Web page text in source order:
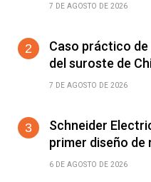
7 DE AGOSTO DE 2026
Caso práctico
del suroste de
7 DE AGOSTO DE 2026
Schneider
primer diseño de
plataforma
6 DE AGOSTO DE 2026